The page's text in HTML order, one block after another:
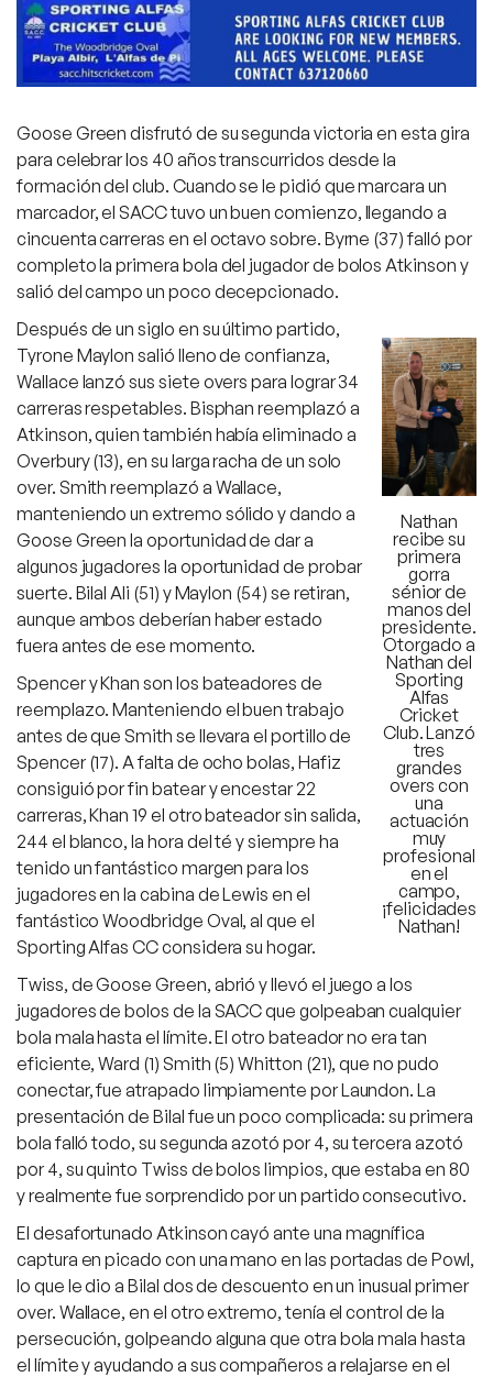
Goose Green disfrutó de su segunda victoria en esta gira
para celebrar los 40 años transcurridos desde la
formación del club. Cuando se le pidió que marcara un
marcador, el SACC tuvo un buen comienzo, llegando a
cincuenta carreras en el octavo sobre. Byrne (37) falló por
completo la primera bola del jugador de bolos Atkinson y
salió del campo un poco decepcionado.
Nathan
recibe su
primera
gorra
sénior de
manos del
presidente.
Otorgado a
Nathan del
Sporting
Alfas
Cricket
Club. Lanzó
tres
grandes
overs con
una
actuación
muy
profesional
en el
campo,
¡felicidades
Nathan!
Después de un siglo en su último partido,
Tyrone Maylon salió lleno de confianza,
Wallace lanzó sus siete overs para lograr 34
carreras respetables. Bisphan reemplazó a
Atkinson, quien también había eliminado a
Overbury (13), en su larga racha de un solo
over. Smith reemplazó a Wallace,
manteniendo un extremo sólido y dando a
Goose Green la oportunidad de dar a
algunos jugadores la oportunidad de probar
suerte. Bilal Ali (51) y Maylon (54) se retiran,
aunque ambos deberían haber estado
fuera antes de ese momento.
Spencer y Khan son los bateadores de
reemplazo. Manteniendo el buen trabajo
antes de que Smith se llevara el portillo de
Spencer (17). A falta de ocho bolas, Hafiz
consiguió por fin batear y encestar 22
carreras, Khan 19 el otro bateador sin salida,
244 el blanco, la hora del té y siempre ha
tenido un fantástico margen para los
jugadores en la cabina de Lewis en el
fantástico Woodbridge Oval, al que el
Sporting Alfas CC considera su hogar.
Twiss, de Goose Green, abrió y llevó el juego a los
jugadores de bolos de la SACC que golpeaban cualquier
bola mala hasta el límite. El otro bateador no era tan
eficiente, Ward (1) Smith (5) Whitton (21), que no pudo
conectar, fue atrapado limpiamente por Laundon. La
presentación de Bilal fue un poco complicada: su primera
bola falló todo, su segunda azotó por 4, su tercera azotó
por 4, su quinto Twiss de bolos limpios, que estaba en 80
y realmente fue sorprendido por un partido consecutivo.
El desafortunado Atkinson cayó ante una magnífica
captura en picado con una mano en las portadas de Powl,
lo que le dio a Bilal dos de descuento en un inusual primer
over. Wallace, en el otro extremo, tenía el control de la
persecución, golpeando alguna que otra bola mala hasta
el límite y ayudando a sus compañeros a relajarse en el